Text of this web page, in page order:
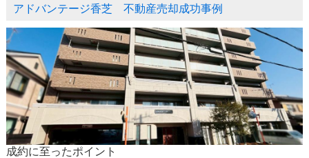
アドバンテージ香芝 不動産売却成功事例
成約に至ったポイント